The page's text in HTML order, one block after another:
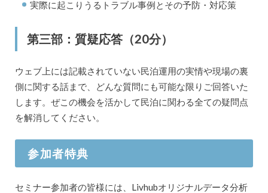
実際に起こりうるトラブル事例とその予防・対応策
第三部：質疑応答（20分）
ウェブ上には記載されていない民泊運用の実情や現場の裏
側に関する話まで、どんな質問にも可能な限りご回答いた
します。ぜこの機会を活かして民泊に関わる全ての疑問点
を解消してください。
参加者特典
セミナー参加者の皆様には、Livhubオリジナルデータ分析